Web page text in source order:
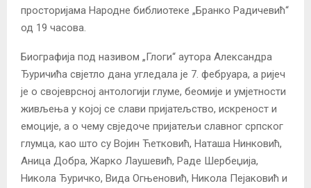
просторијама Народне библиотеке „Бранко Радичевић“
од 19 часова.
Биографија под називом „Глоги“ аутора Александра
Ђуричића свјетло дана угледала је 7. фебруара, а ријеч
је о својеврсној антологији глуме, беомије и умјетности
живљења у којој се слави пријатељство, искреност и
емоције, а о чему свједоче пријатељи славног српског
глумца, као што су Војин Ћетковић, Наташа Нинковић,
Аница Добра, Жарко Лаушевић, Раде Шербеџија,
Никола Ђуричко, Вида Огњеновић, Никола Пејаковић и